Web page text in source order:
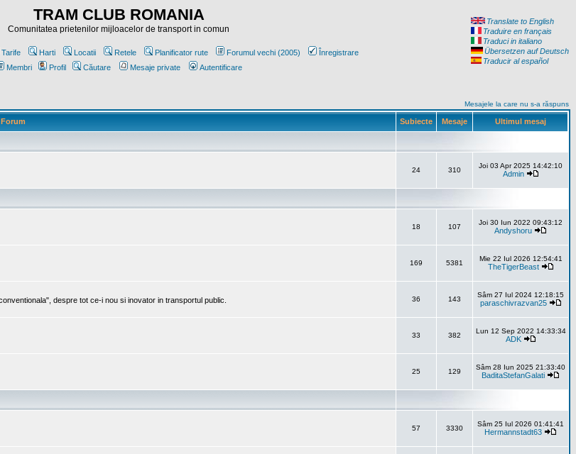
TRAM CLUB ROMANIA
Comunitatea prietenilor mijloacelor de transport in comun
Tarife Harti Locatii Retele Planificator rute Forumul vechi (2005)
Înregistrare
Membri
Profil Căutare Mesaje private Autentificare
Translate to English
Traduire en français
Traduci in italiano
Übersetzen auf Deutsch
Traducir al español
Mesajele la care nu s-a răspuns
Forum Subiecte Mesaje Ultimul mesaj
24 310
Joi 03 Apr 2025 14:42:10
Admin
18 107
Joi 30 Iun 2022 09:43:12
Andyshoru
169 5381
Mie 22 Iul 2026 12:54:41
TheTigerBeast
despre tot ce-i nou si inovator in transportul public. 36 143
Sâm 27 Iul 2024 12:18:15
paraschivrazvan25
33 382
Lun 12 Sep 2022 14:33:34
ADK
25 129
Sâm 28 Iun 2025 21:33:40
BaditaStefanGalati
57 3330
Sâm 25 Iul 2026 01:41:41
Hermannstadt63